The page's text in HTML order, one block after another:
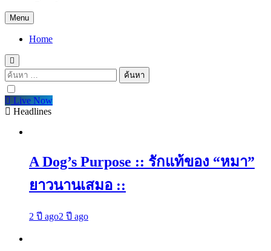
Menu
Home
ค้นหา
สำหรับ:
Live Now
Headlines
A Dog’s Purpose :: รักแท้ของ “หมา”
ยาวนานเสมอ ::
2 ปี ago2 ปี ago